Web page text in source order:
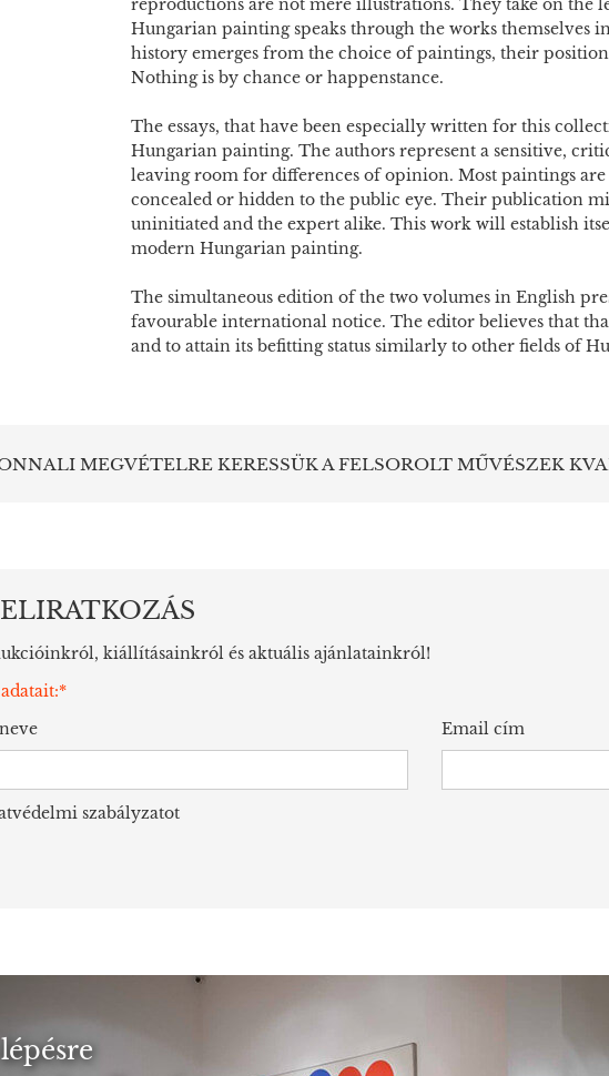
reproductions are not mere illustrations. They take on the
Hungarian painting speaks through the works themselves
history emerges from the choice of paintings, their
Nothing is by chance or happenstance.
The essays, that have been especially written for this
Hungarian painting. The authors represent a sensitive,
leaving room for differences of opinion. Most paintings
concealed or hidden to the public eye. Their publication
uninitiated and the expert alike. This work will establish
modern Hungarian painting.
The simultaneous edition of the two volumes in English
favourable international notice. The editor believes that
and to attain its befitting status similarly to other fields of
MEGVÉTELRE KERESSÜK A FELSOROLT MŰVÉSZEK
kiállításainkról és aktuális ajánlatainkról!
Email cím
szabályzatot